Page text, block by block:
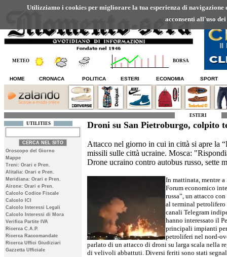
Utilizziamo i cookies per migliorare la tua esperienza di
acconsenti all'uso
METEO BORSA
HOME CRONACA POLITICA ESTERI ECONOMIA SPORT
ESTERI
UTILITIES
Oroscopo del Giorno
Mappe
Treni: Orari e Pren.
Alitalia: Orari e Pren.
Meridiana: Orari e Pren.
Airone: Orari e Pren.
Calcolo Codice Fiscale
Calcolo ICI
Calcolo Interessi Legali
Calcolo Interessi di Mora
Verifica Partite IVA
Ricerca C.A.P.
Ricerca Raccomandate
Ricerca Uffici Giudiziari
Gazzetta Ufficiale
Droni su San Pietroburgo, colpito
Attacco nel giorno in cui in città si apre la
missili sulle città ucraine. Mosca:
Drone ucraino contro autobus russo, sette
In mattinata, mentre
Forum economico
russa”, un attacco
al terminal petrolifero
canali Telegram
hanno interessato il
principali impianti
petroliferi nel nord-
parlato di un attacco di droni su larga scala nella
di velivoli abbattuti. Diversi feriti sono stati